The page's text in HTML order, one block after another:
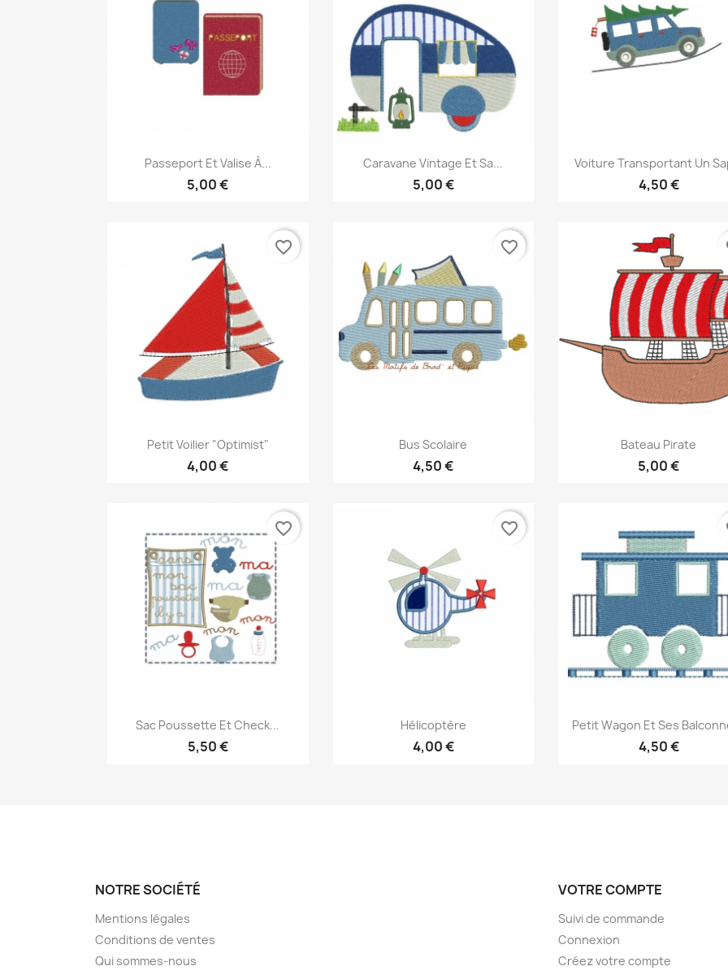
Aperçu rapide
Passeport Et Valise À...
5,00 €
Aperçu rapide
Caravane Vintage Et Sa...
5,00 €
Aperçu rapide
Voiture Transportant Un
4,50 €
Aperçu rapide
Petit Voilier "Optimist"
4,00 €
favorite_border
Aperçu rapide
Bus Scolaire
4,50 €
favorite_border
Aperçu rapide
Bateau Pirate
5,00 €
Aperçu rapide
Sac Poussette Et Check...
5,50 €
favorite_border
Aperçu rapide
Hélicoptère
4,00 €
favorite_border
Aperçu rapide
Petit Wagon Et Ses
4,50 €
NOTRE SOCIÉTÉ
Mentions légales
Conditions de ventes
Qui sommes-nous
VOTRE COMPTE
Suivi de commande
Connexion
Créez votre compte